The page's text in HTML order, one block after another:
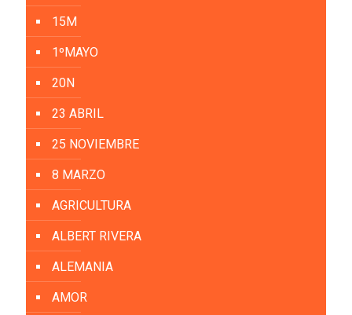
15M
1ºMAYO
20N
23 ABRIL
25 NOVIEMBRE
8 MARZO
AGRICULTURA
ALBERT RIVERA
ALEMANIA
AMOR